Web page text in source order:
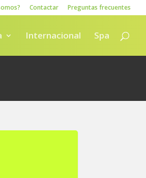
Contactar Preguntas frecuentes
Internacional Spa